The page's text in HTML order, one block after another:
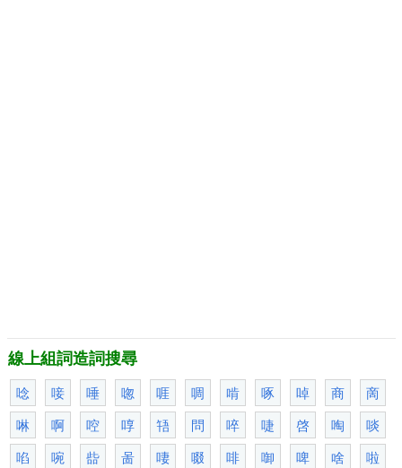
線上組詞造詞搜尋
唸
唼 唾 唿 啀 啁 啃 啄 啅 商
啇
啉
啊 啌 啍 啎 問 啐 啑 啓 啕
啖
啗
啘 啙 啚 啛 啜 啡 啣 啤 啥
啦